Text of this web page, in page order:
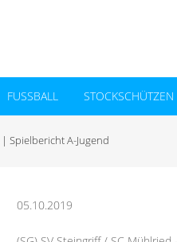
FUSSBALL STOCKSCHÜTZEN
| Spielbericht A-Jugend
05.10.2019